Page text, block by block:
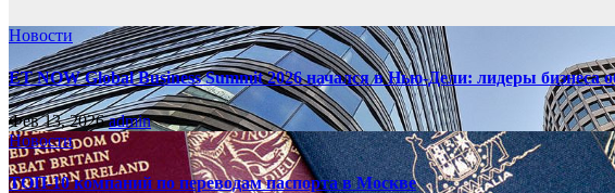
Новости
ET NOW Global Business Summit 2026 начался в Нью‑Дели: лидеры бизнеса
Фев 13, 2026admin
Новости
ТОП-10 компаний по переводам паспорта в Москве